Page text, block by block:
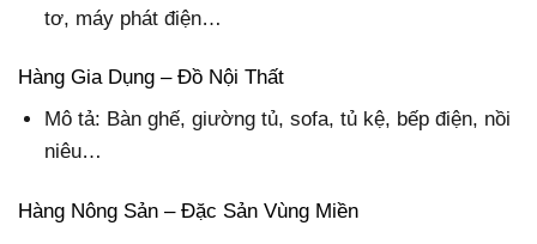
tơ, máy phát điện…
Hàng Gia Dụng – Đồ Nội Thất
Mô tả: Bàn ghế, giường tủ, sofa, tủ kệ, bếp điện, nồi
niêu…
Hàng Nông Sản – Đặc Sản Vùng Miền